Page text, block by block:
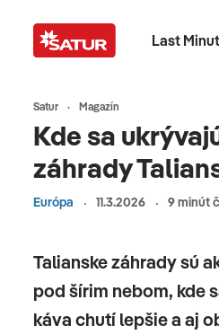
Last
Satur Magazín
Kde sa
záhrady
Európa 11.3.2026 9 minút
Talianske záhrady sú
pod šírim nebom, kde
káva chutí lepšie a aj